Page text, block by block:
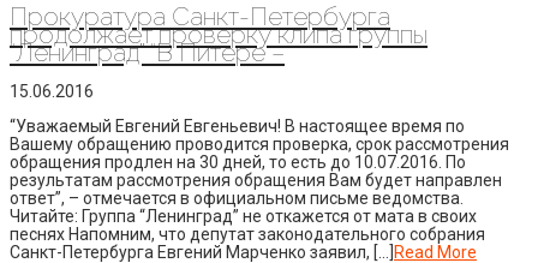
Прокуратура Санкт-Петербурга
продолжает проверку клипа группы
“Ленинград” “В Питере –
15.06.2016
“Уважаемый Евгений Евгеньевич! В настоящее время по
Вашему обращению проводится проверка, срок рассмотрения
обращения продлен на 30 дней, то есть до 10.07.2016. По
результатам рассмотрения обращения Вам будет направлен
ответ”, – отмечается в официальном письме ведомства.
Читайте: Группа “Ленинград” не откажется от мата в своих
песнях Напомним, что депутат законодательного собрания
Санкт-Петербурга Евгений Марченко заявил, […]
Read More